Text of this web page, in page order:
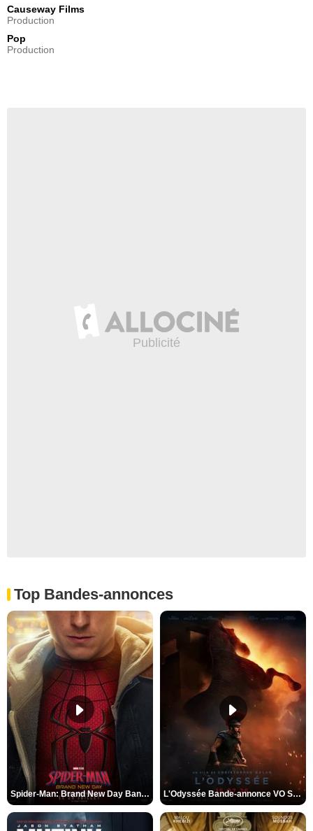
Causeway Films
Production
Pop
Production
Top Bandes-annonces
Spider-Man: Brand New Day Bande-annonce VO STFR L'Odyssée Bande-annonce VO STFR